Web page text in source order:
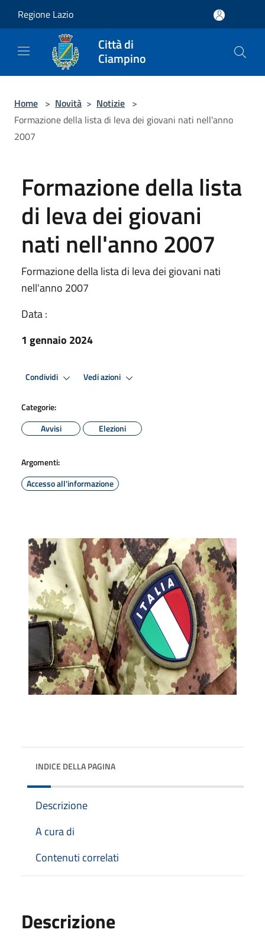
Regione Lazio
Città di
Ciampino
Home > Novità > Notizie >
Formazione della lista di leva dei giovani nati nell'anno
2007
Formazione della lista
di leva dei giovani
nati nell'anno 2007
Formazione della lista di leva dei giovani nati
nell'anno 2007
Data :
1 gennaio 2024
Condividi Vedi azioni
Categorie:
Avvisi
Elezioni
Argomenti:
Accesso all'informazione
INDICE DELLA PAGINA
Descrizione
A cura di
Contenuti correlati
Descrizione